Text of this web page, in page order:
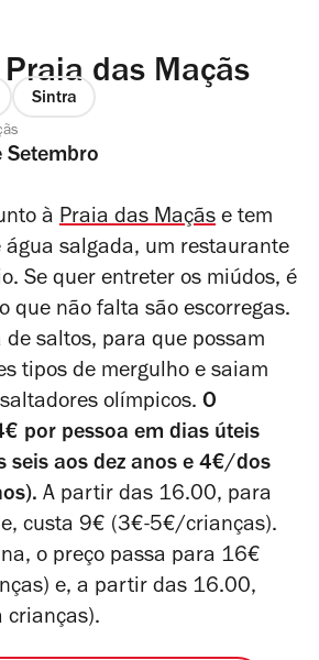
das Maçãs
Sintra
Setembro
à Praia das Maçãs e tem
água salgada, um restaurante
Se quer entreter os miúdos, é
que não falta são escorregas.
de saltos, para que possam
tipos de mergulho e saiam
olímpicos. O
por pessoa em dias úteis
seis aos dez anos e 4€/dos
A partir das 16.00, para
custa 9€ (3€-5€/crianças).
o preço passa para 16€
e, a partir das 16.00,